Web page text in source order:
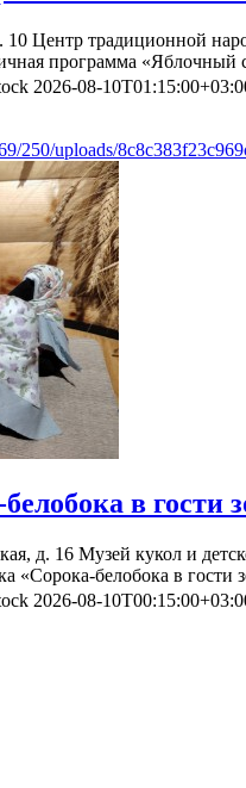
10 Центр традиционной
программа «Яблочный
2026-08-
250/uploads/
в гости
д. 16 Музей кукол и
«Сорока-белобока в гости
2026-08-